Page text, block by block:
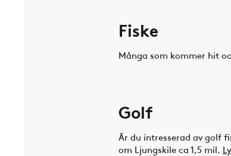
Fiske
Många som kommer hit
Golf
Är du intresserad av golf
om Ljungskile ca 1,5 mil.